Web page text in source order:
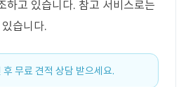
하고 있습니다. 참고 서비스로는
습니다.
후 무료 견적 상담 받으세요.